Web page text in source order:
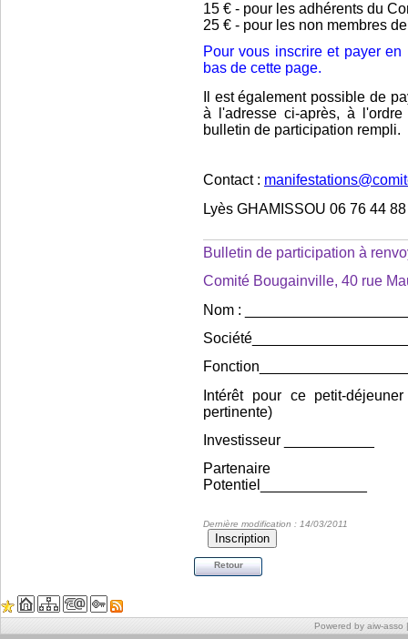
15 € - pour les adhérents du
25 € - pour les non membres
Pour vous inscrire et payer
bas de cette page.
Il est également possible de
à l'adresse ci-après, à
bulletin de participation rempli.
Contact :
Lyès GHAMISSOU 06 76 44
Bulletin de participation à
Comité Bougainville, 40 rue
Nom :
Intérêt pour ce petit-
pertinente)
Investisseur ___________
Partenaire
Potentiel_____________
Dernière modification : 14/03/2011
Retour
Powered by aiw-asso